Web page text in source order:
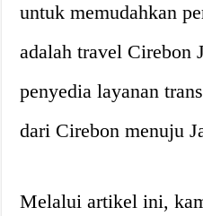
untuk memudahkan
adalah travel Cirebon
penyedia layanan
dari Cirebon menuju
Melalui artikel ini,